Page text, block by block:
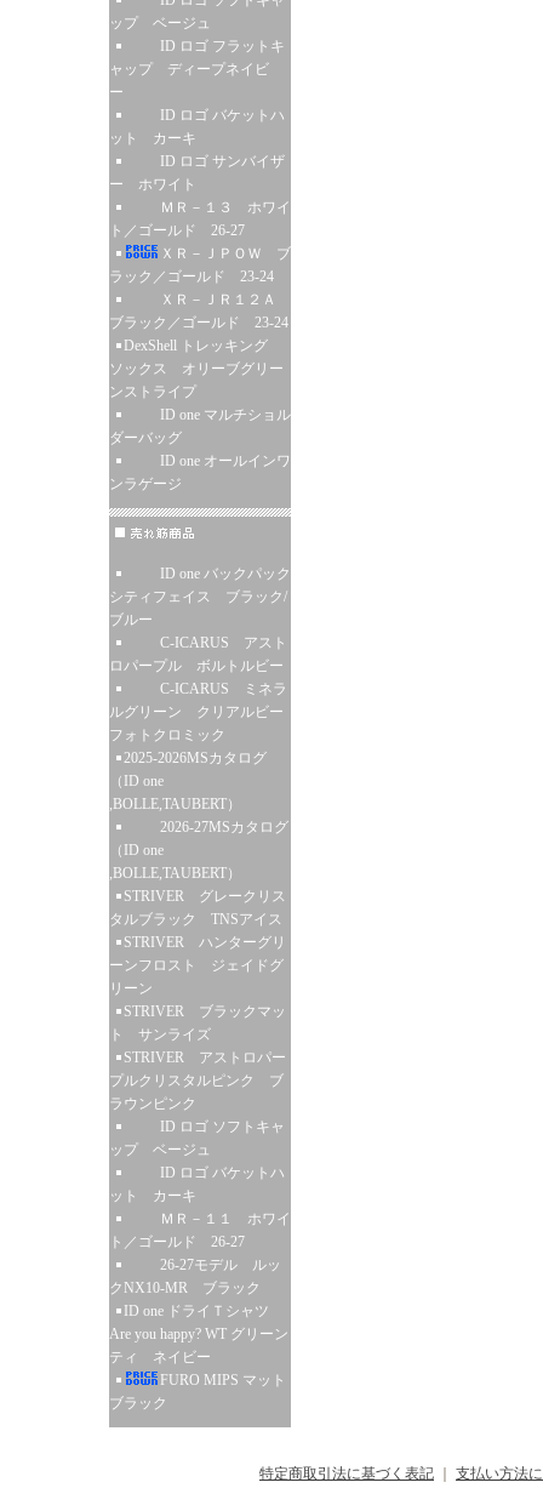
ップ ベージュ
ID ロゴ フラットキ
ャップ ディープネイビ
ー
ID ロゴ バケットハ
ット カーキ
ID ロゴ サンバイザ
ー ホワイト
ＭＲ－１３ ホワイ
ト／ゴールド 26-27
ＸＲ－ＪＰＯＷ ブ
ラック／ゴールド 23-24
ＸＲ－ＪＲ１２Ａ
ブラック／ゴールド 23-24
DexShell トレッキング
ソックス オリーブグリー
ンストライプ
ID one マルチショル
ダーバッグ
ID one オールインワ
ンラゲージ
ID one バックパック
シティフェイス ブラック/
ブルー
C-ICARUS アスト
ロパープル ボルトルビー
C-ICARUS ミネラ
ルグリーン クリアルビー
フォトクロミック
2025-2026MSカタログ
（ID one
,BOLLE,TAUBERT）
2026-27MSカタログ
（ID one
,BOLLE,TAUBERT）
STRIVER グレークリス
タルブラック TNSアイス
STRIVER ハンターグリ
ーンフロスト ジェイドグ
リーン
STRIVER ブラックマッ
ト サンライズ
STRIVER アストロパー
プルクリスタルピンク ブ
ラウンピンク
ID ロゴ ソフトキャ
ップ ベージュ
ID ロゴ バケットハ
ット カーキ
ＭＲ－１１ ホワイ
ト／ゴールド 26-27
26-27モデル ルッ
クNX10-MR ブラック
ID one ドライＴシャツ
Are you happy? WT グリーン
ティ ネイビー
FURO MIPS マット
ブラック
特定商取引法に基づく表記
支払い方法